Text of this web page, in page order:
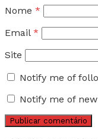
Nome *
Email *
Site
Notify me of
Notify me of